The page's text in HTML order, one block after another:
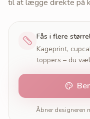
til at lægge direkte på
Fås i flere
Kageprint,
toppers – du
Åbner designeren